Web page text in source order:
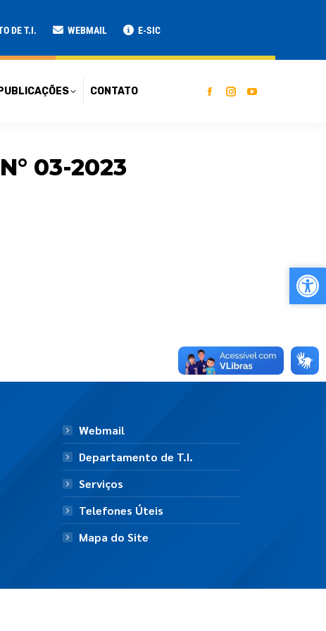
DE T.I. WEBMAIL E-SIC
PUBLICAÇÕES CONTATO
03-2023
Webmail
Departamento de T.I.
Serviços
Telefones Úteis
Mapa do Site